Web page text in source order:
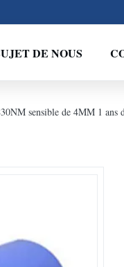
DE NOUS
sensible de 4MM 1 ans